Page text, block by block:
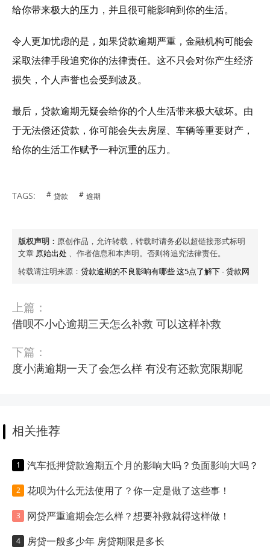
给你带来极大的压力，并且很可能影响到你的生活。
令人更加忧虑的是，如果贷款逾期严重，金融机构可能会
采取法律手段追究你的法律责任。这不只会对你产生经济
损失，个人声誉也会受到波及。
最后，贷款逾期无疑会给你的个人生活带来极大破坏。由
于无法偿还贷款，你可能会失去房屋、车辆等重要财产，
给你的生活工作赋予一种沉重的压力。
TAGS: 贷款 逾期
版权声明： 原创作品，允许转载，转载时请务必以超链接形式标明
文章 原始出处 、作者信息和本声明。否则将追究法律责任。
转载请注明来源： 贷款逾期的不良影响有哪些 这5点了解下-贷款网
上篇：
借呗不小心逾期三天怎么补救 可以这样补救
下篇：
度小满逾期一天了会怎么样 有没有还款宽限期呢
相关推荐
汽车抵押贷款逾期五个月的影响大吗？负面影响大吗？
花呗为什么无法使用了？你一定是做了这些事！
网贷严重逾期会怎么样？想要补救就得这样做！
房贷一般多少年 房贷期限是多长